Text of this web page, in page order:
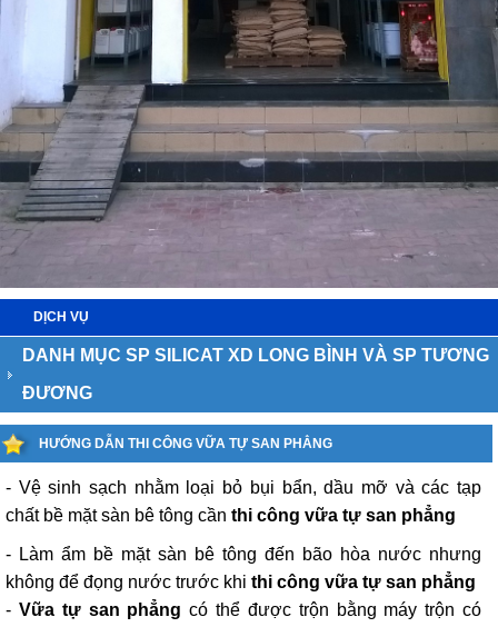
DỊCH VỤ
DANH MỤC SP SILICAT XD LONG BÌNH VÀ SP TƯƠNG
ĐƯƠNG
HƯỚNG DẪN THI CÔNG VỮA TỰ SAN PHẲNG
- Vệ sinh sạch nhằm loại bỏ bụi bẩn, dầu mỡ và các tạp
chất bề mặt sàn bê tông cần thi công vữa tự san phẳng
- Làm ẩm bề mặt sàn bê tông đến bão hòa nước nhưng
không để đọng nước trước khi thi công vữa tự san phẳng
- Vữa tự san phẳng có thể được trộn bằng máy trộn có